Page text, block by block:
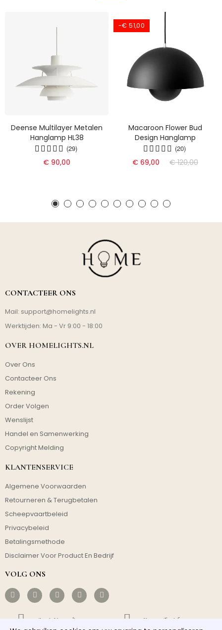
Deense Multilayer Metalen
Hanglamp HL38
(29)
€ 90,00
-€ 51,00
Macaroon Flower Bud
Design Hanglamp
(20)
€ 69,00 € 120,00
CONTACTEER ONS
Mail: support@homelights.nl
Werktijden: Ma - Vr 9:00 - 18:00
OVER HOMELIGHTS.NL
Over Ons
Contacteer Ons
Rekening
Order Volgen
Wenslijst
Handel en Samenwerking
Copyright Melding
KLANTENSERVICE
Algemene Voorwaarden
Retourneren & Terugbetalen
Scheepvaartbeleid
Privacybeleid
Betalingsmethode
Disclaimer Voor Product En Bedrijf
VOLG ONS
Gratis Verzending Kosteneffectief